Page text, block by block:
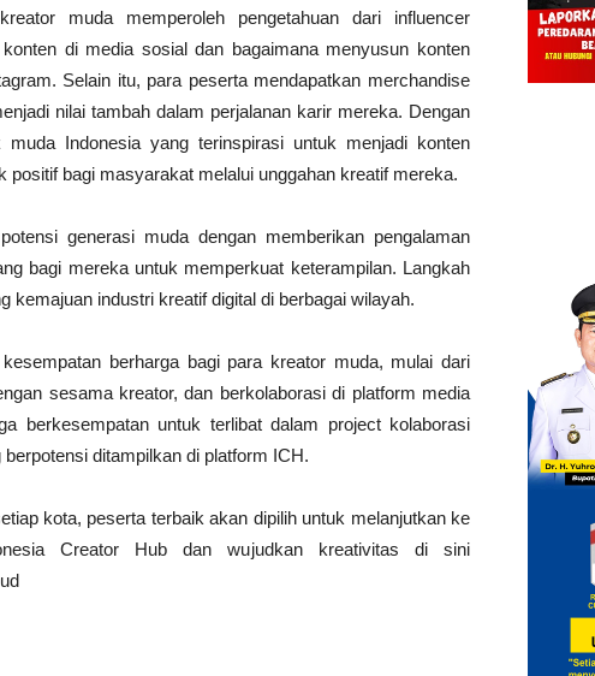
muda memperoleh pengetahuan dari influencer
di media sosial dan bagaimana menyusun konten
Selain itu, para peserta mendapatkan merchandise
nilai tambah dalam perjalanan karir mereka. Dengan
Indonesia yang terinspirasi untuk menjadi konten
bagi masyarakat melalui unggahan kreatif mereka.
generasi muda dengan memberikan pengalaman
bagi mereka untuk memperkuat keterampilan. Langkah
kemajuan industri kreatif digital di berbagai wilayah.
berharga bagi para kreator muda, mulai dari
sesama kreator, dan berkolaborasi di platform media
berkesempatan untuk terlibat dalam project kolaborasi
ditampilkan di platform ICH.
kota, peserta terbaik akan dipilih untuk melanjutkan ke
Creator Hub dan wujudkan kreativitas di sini